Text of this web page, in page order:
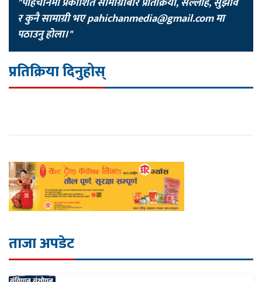
र कुनै सामाग्री भएpahichanmedia@gmail.comमा
पठाउनु होला।"
प्रतिक्रिया दिनुहोस्
ताजा अपडेट